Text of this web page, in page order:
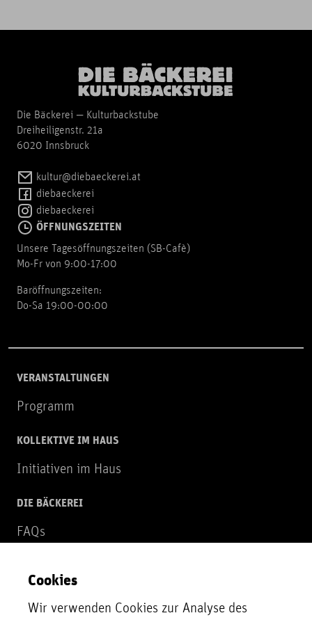
Die Bäckerei — Kulturbackstube
Dreiheiligenstr. 21a
6020 Innsbruck
kultur@diebaeckerei.at
diebaeckerei
diebaeckerei
ÖFFNUNGSZEITEN
Unsere Tagesöffnungszeiten (SB-Cafè)
Mo-Fr von 9:00-17:00
Baröffnungszeiten:
Do-Sa 19:00-00:00
VERANSTALTUNGEN
Programm
KOLLEKTIVE IM HAUS
Initiativen im Haus
DIE BÄCKEREI
FAQs
NEWSLETTER
Zur Newsletter Anmeldung
Cookies
Wir verwenden Cookies zur Analyse des